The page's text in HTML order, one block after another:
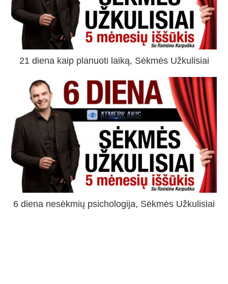
21 diena kaip planuoti laiką, Sėkmės Užkulisiai
6 diena nesėkmių psichologija, Sėkmės Užkulisiai